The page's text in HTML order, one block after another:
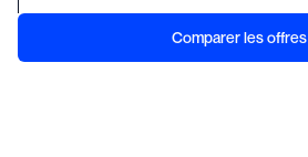
Comparer les offres